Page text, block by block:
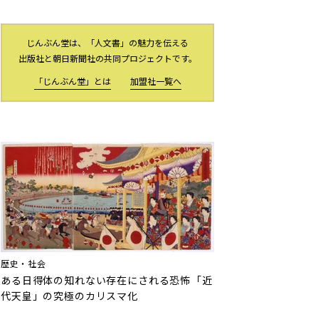
じんぶん堂は、「人文書」の魅力を伝える
出版社と朝日新聞社の共同プロジェクトです。
「じんぶん堂」とは
加盟社一覧へ
歴史・社会
ある日得体の知れない存在にされる恐怖――「近
代天皇」の究極のカリスマ化